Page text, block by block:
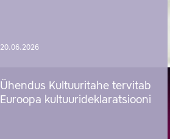
20.06.2026
Ühendus Kultuuritahe tervitab
Euroopa kultuurideklaratsiooni